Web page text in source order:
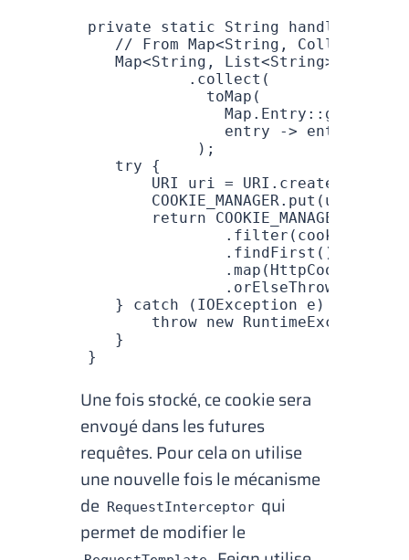
private static String handleCookies
// From Map<String,
   Map
<String , List<String>>
           .
collect (
             toMap
(
               Map
. Entry :: getKey,
               entry
-> entry
            );
   try
{
       URI
uri = URI . create
       COOKIE_MANAGER
. put (uri, h);
       return
COOKIE_MANAGER
               .
filter (cookie
               .
findFirst ()
               .
map (HttpCookie
               .
orElseThrow
   }
catch ( IOException e ) {
       throw
new RuntimeException
   }
}
Une fois stocké, ce cookie sera
envoyé dans les futures
requêtes. Pour cela on utilise
une nouvelle fois le mécanisme
de RequestInterceptor qui
permet de modifier le